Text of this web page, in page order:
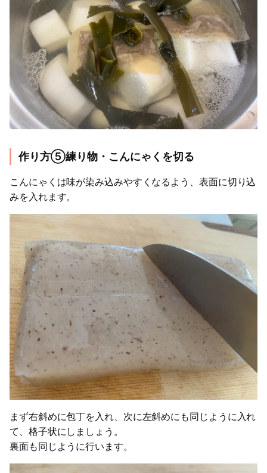
作り方⑤練り物・こんにゃくを切る
こんにゃくは味が染み込みやすくなるよう、表面に切り込
みを入れます。
まず右斜めに包丁を入れ、次に左斜めにも同じように入れ
て、格子状にしましょう。
裏面も同じように行います。